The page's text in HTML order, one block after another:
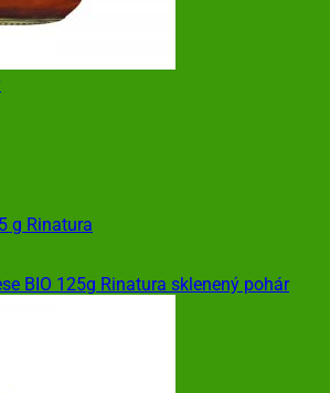
g Rinatura